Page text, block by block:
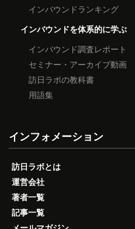
インバウンドランキング
インバウンドを体系的に学ぶ
インバウンド調査レポート
セミナー・アーカイブ動画
訪日ラボの教科書
用語集
インフォメーション
訪日ラボとは
運営会社
著者一覧
記事一覧